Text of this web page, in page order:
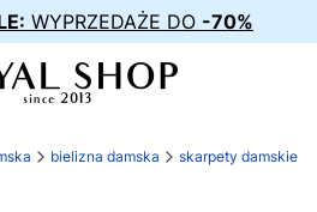
WYPRZEDAŻE DO -70%
bielizna damska skarpety damskie